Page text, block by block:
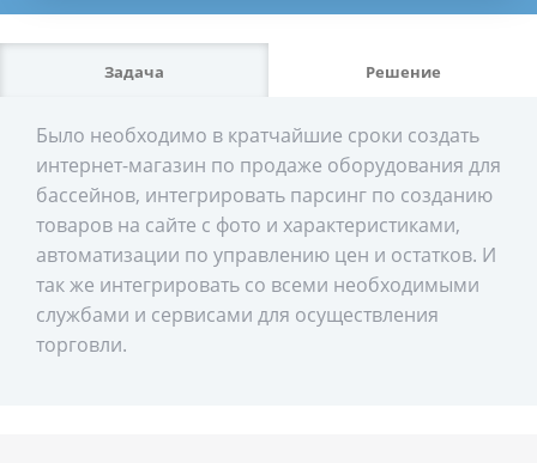
Задача Решение
Было необходимо в кратчайшие сроки создать
интернет-магазин по продаже оборудования для
бассейнов, интегрировать парсинг по созданию
товаров на сайте с фото и характеристиками,
автоматизации по управлению цен и остатков. И
так же интегрировать со всеми необходимыми
службами и сервисами для осуществления
торговли.